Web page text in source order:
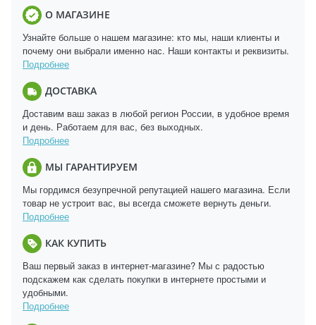
О МАГАЗИНЕ
Узнайте больше о нашем магазине: кто мы, наши клиенты и
почему они выбрали именно нас. Наши контакты и реквизиты.
Подробнее
ДОСТАВКА
Доставим ваш заказ в любой регион России, в удобное время
и день. Работаем для вас, без выходных.
Подробнее
МЫ ГАРАНТИРУЕМ
Мы гордимся безупречной репутацией нашего магазина. Если
товар не устроит вас, вы всегда сможете вернуть деньги.
Подробнее
КАК КУПИТЬ
Ваш первый заказ в интернет-магазине? Мы с радостью
подскажем как сделать покупки в интернете простыми и
удобными.
Подробнее